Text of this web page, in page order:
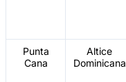
Punta
Cana
Altice
Dominicana